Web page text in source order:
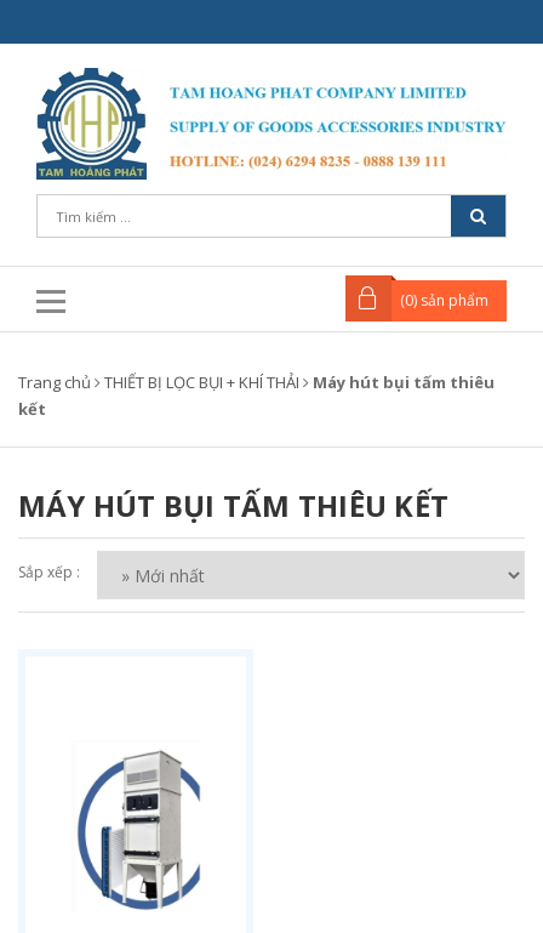
(0) sản phẩm
Trang chủ THIẾT BỊ LỌC BỤI + KHÍ THẢI
Máy hút bụi tấm thiêu
kết
MÁY HÚT BỤI TẤM THIÊU KẾT
Sắp xếp :